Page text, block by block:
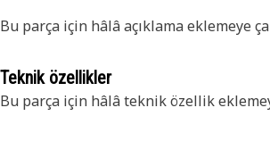
Bu parça için hâlâ açıklama eklemeye
Teknik özellikler
Bu parça için hâlâ teknik özellik